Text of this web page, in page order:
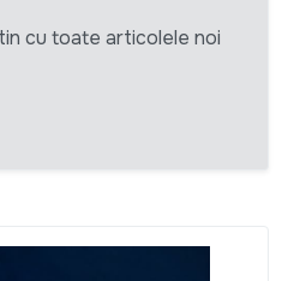
cu toate articolele noi